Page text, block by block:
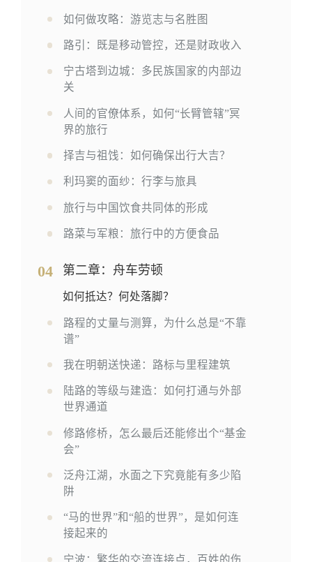
如何做攻略：游览志与名胜图
路引：既是移动管控，还是财政收入
宁古塔到边城：多民族国家的内部边
关
人间的官僚体系，如何“长臂管辖”冥
界的旅行
择吉与祖饯：如何确保出行大吉？
利玛窦的面纱：行李与旅具
旅行与中国饮食共同体的形成
路菜与军粮：旅行中的方便食品
04 第二章：舟车劳顿
如何抵达？何处落脚？
路程的丈量与测算，为什么总是“不靠
谱”
我在明朝送快递：路标与里程建筑
陆路的等级与建造：如何打通与外部
世界通道
修路修桥，怎么最后还能修出个“基金
会”
泛舟江湖，水面之下究竟能有多少陷
阱
“马的世界”和“船的世界”，是如何连
接起来的
宁波：繁华的交流连接点，百姓的伤